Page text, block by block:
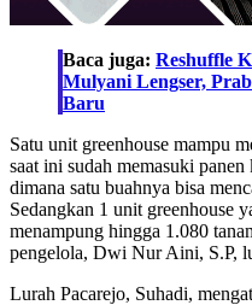
Baca juga: Reshuffle
Mulyani Lengser,
Baru
Satu unit greenhouse mampu
saat ini sudah memasuki
dimana satu buahnya bisa
Sedangkan 1 unit greenhouse
menampung hingga 1.080
pengelola, Dwi Nur Aini, S.P,
Lurah Pacarejo, Suhadi,